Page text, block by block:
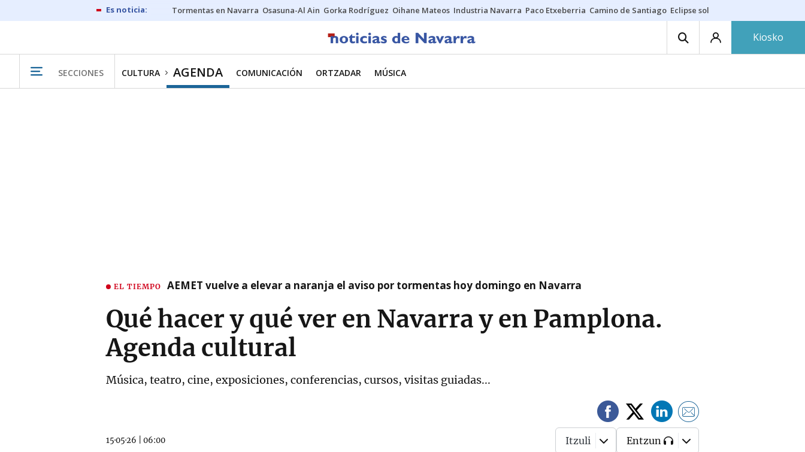
Tormentas en Navarra Osasuna-Al Ain Gorka Rodríguez Oihane Mateos Industria Navarra Paco Etxeberria Camino de Santiago Eclipse solar en Navarra
Kiosko
SECCIONES CULTURA AGENDA COMUNICACIÓN ORTZADAR MÚSICA
EL TIEMPO AEMET vuelve a elevar a naranja el aviso por tormentas hoy domingo en Navarra
Qué hacer y qué ver en Navarra y en Pamplona.
Agenda cultural
Música, teatro, cine, exposiciones, conferencias, cursos, visitas guiadas...
15·05·26 06:00 Itzuli Entzun